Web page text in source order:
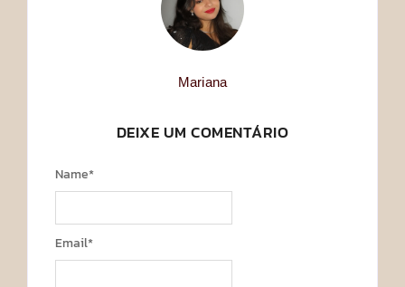
Mariana
DEIXE UM COMENTÁRIO
Name*
Email*